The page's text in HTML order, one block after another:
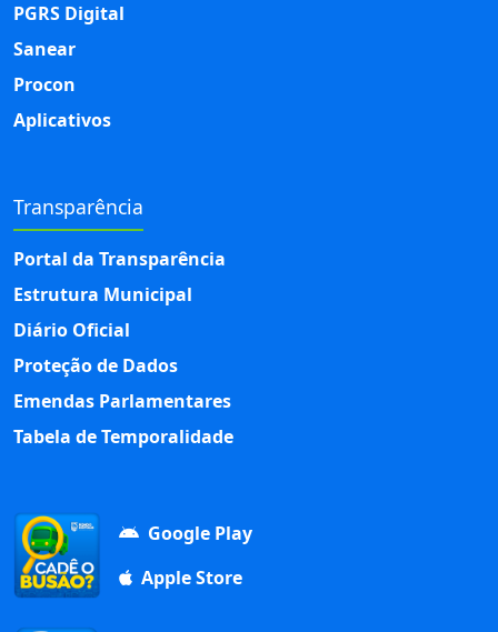
PGRS Digital
Sanear
Procon
Aplicativos
Transparência
Portal da Transparência
Estrutura Municipal
Diário Oficial
Proteção de Dados
Emendas Parlamentares
Tabela de Temporalidade
Google Play
Apple Store